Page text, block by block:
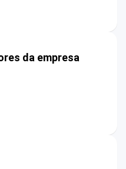
da empresa